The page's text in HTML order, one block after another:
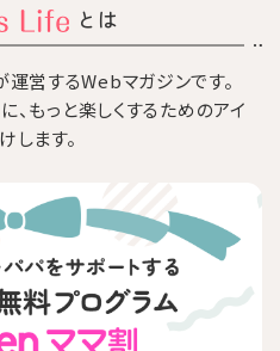
とは
運営するWebマガジンです。
、もっと楽しくするためのアイ
します。